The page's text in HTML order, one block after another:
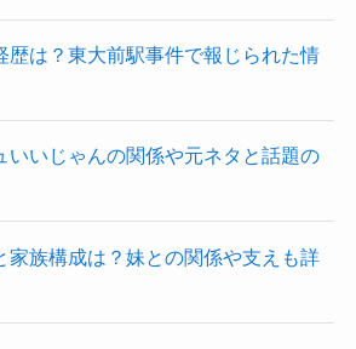
歴は？東大前駅事件で報じられた情
いいじゃんの関係や元ネタと話題の
家族構成は？妹との関係や支えも詳